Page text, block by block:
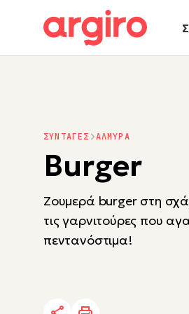
ΣΥΝΤΑΓΕΣ ΑΛΜΥΡΑ
Burger
Ζουμερά burger στη
τις γαρνιτούρες που
πεντανόστιμα!